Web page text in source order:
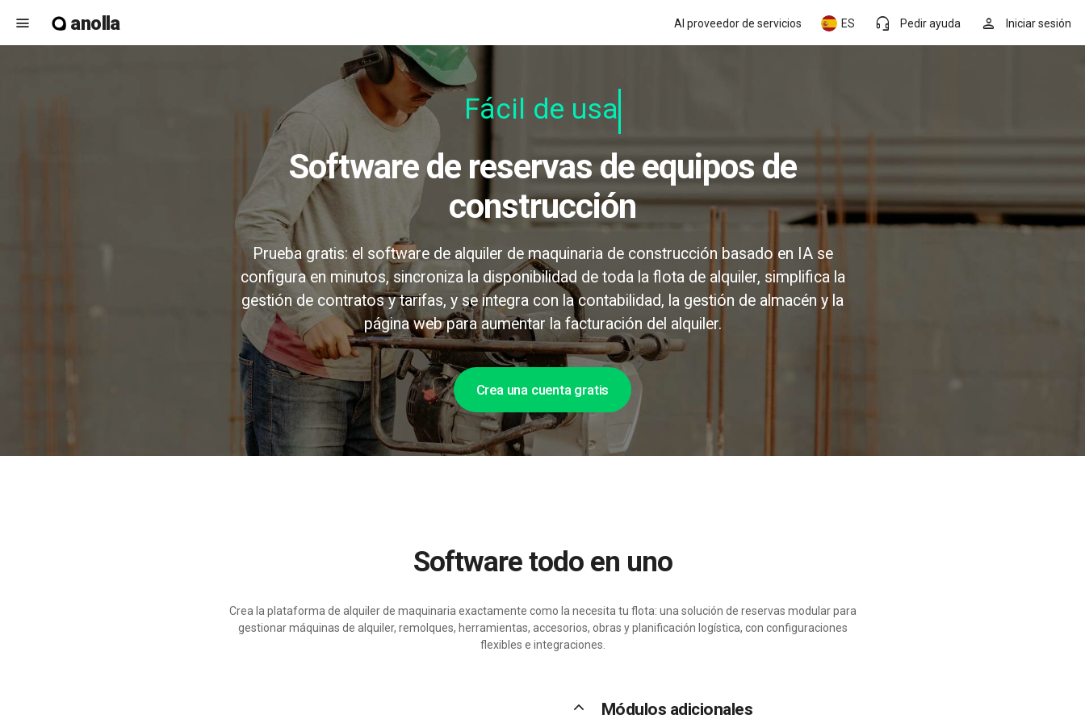
menu anolla person Iniciar sesión
headset_mic Pedir ayuda
ES
Al proveedor de servicios
Fácil de usar
Software de reservas de equipos de
construcción
Prueba gratis: el software de alquiler de maquinaria de construcción basado en IA se
configura en minutos, sincroniza la disponibilidad de toda la flota de alquiler, simplifica la
gestión de contratos y tarifas, y se integra con la contabilidad, la gestión de almacén y la
página web para aumentar la facturación del alquiler.
Crea una cuenta gratis
Software todo en uno
Crea la plataforma de alquiler de maquinaria exactamente como la necesita tu flota: una solución de reservas modular para
gestionar máquinas de alquiler, remolques, herramientas, accesorios, obras y planificación logística, con configuraciones
flexibles e integraciones.
keyboard_arrow_up Módulos adicionales